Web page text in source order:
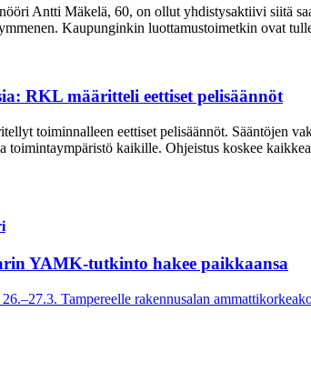
Antti Mäkelä, 60, on ollut yhdistysaktiivi siitä
Kaupunginkin luottamustoimetkin ovat
RKL määritteli eettiset pelisäännöt
toiminnalleen eettiset peli­säännöt. Sääntöjen
toimintaympäristö kaikille. Ohjeistus koskee
YAMK-tutkinto hakee paikkaansa
Tampereelle rakennusalan